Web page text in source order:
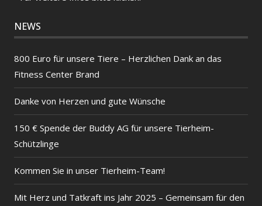
NEWS
800 Euro für unsere Tiere – Herzlichen Dank an das
Fitness Center Brand
Danke von Herzen und gute Wünsche
150 € Spende der Buddy AG für unsere Tierheim-
Schützlinge
Kommen Sie in unser Tierheim-Team!
Mit Herz und Tatkraft ins Jahr 2025 – Gemeinsam für den